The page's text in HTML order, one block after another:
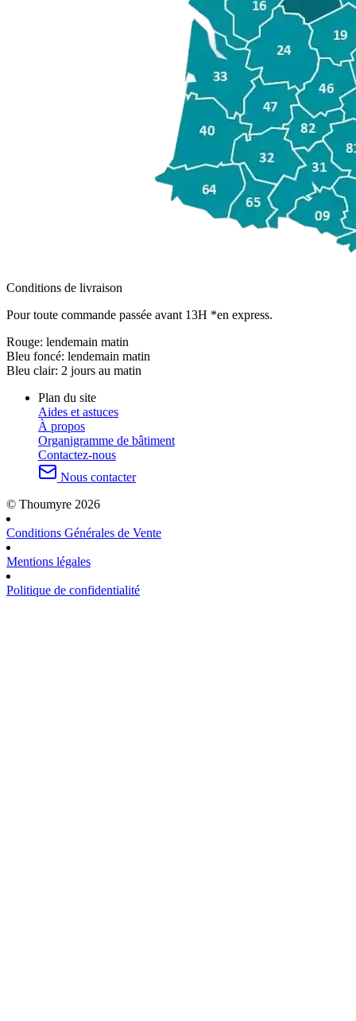
Conditions de livraison
Pour toute commande passée avant 13H *en express.
Rouge: lendemain matin
Bleu foncé: lendemain matin
Bleu clair: 2 jours au matin
Plan du site
Aides et astuces
À propos
Organigramme de bâtiment
Contactez-nous
Nous contacter
© Thoumyre 2026
Conditions Générales de Vente
Mentions légales
Politique de confidentialité